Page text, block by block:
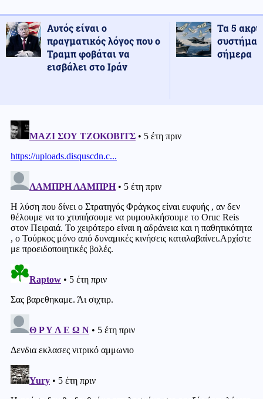
Αυτός είναι ο
πραγματικός λόγος που ο
Τραμπ φοβάται να
εισβάλει στο Ιράν
Τα 5
σήμερα